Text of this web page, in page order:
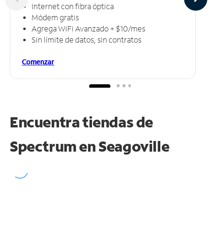
Internet con fibra óptica
Módem gratis
Agrega WiFi Avanzado + $10/mes
Sin límite de datos, sin contratos
Comenzar
Encuentra tiendas de
Spectrum enSeagoville